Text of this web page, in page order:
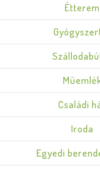
Étterem
Családi
Iroda
Egyedi